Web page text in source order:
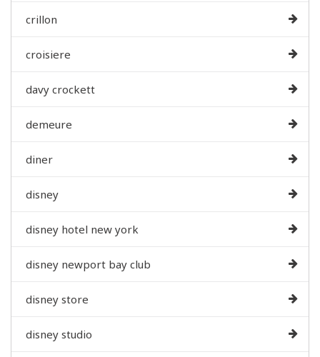
crillon
croisiere
davy crockett
demeure
diner
disney
disney hotel new york
disney newport bay club
disney store
disney studio